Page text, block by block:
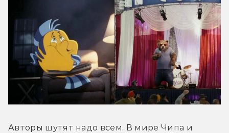
Авторы шутят надо всем. В мире Чипа и